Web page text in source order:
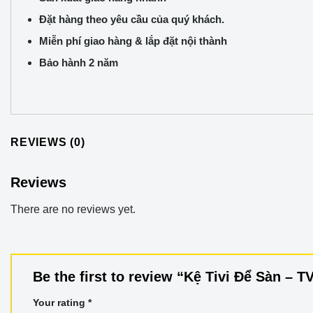
Đặt hàng theo yêu cầu của quý khách.
Miễn phí giao hàng & lắp đặt nội thành
Bảo hành 2 năm
REVIEWS (0)
Reviews
There are no reviews yet.
Be the first to review “Kệ Tivi Để Sàn –
Your rating *